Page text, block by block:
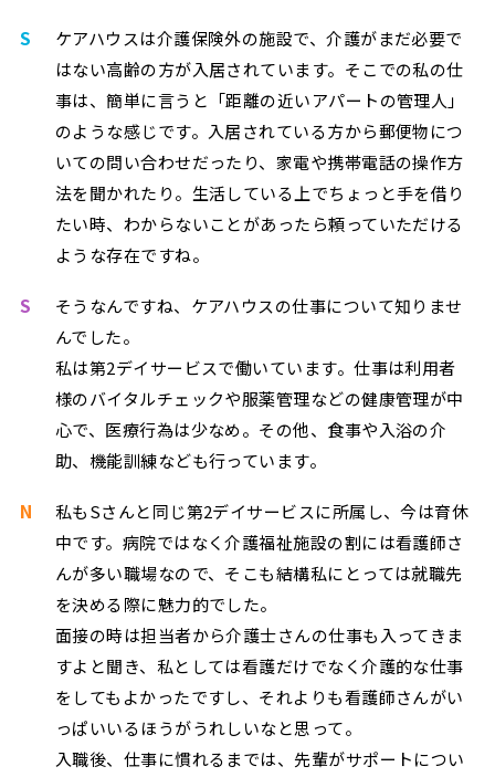
S
ケアハウスは介護保険外の施設で、介護がまだ必要で
はない高齢の方が入居されています。そこでの私の仕
事は、簡単に言うと「距離の近いアパートの管理人」
のような感じです。入居されている方から郵便物につ
いての問い合わせだったり、家電や携帯電話の操作方
法を聞かれたり。生活している上でちょっと手を借り
たい時、わからないことがあったら頼っていただける
ような存在ですね。
S
そうなんですね、ケアハウスの仕事について知りませ
んでした。
私は第2デイサービスで働いています。仕事は利用者
様のバイタルチェックや服薬管理などの健康管理が中
心で、医療行為は少なめ。その他、食事や入浴の介
助、機能訓練なども行っています。
N
私もSさんと同じ第2デイサービスに所属し、今は育休
中です。病院ではなく介護福祉施設の割には看護師さ
んが多い職場なので、そこも結構私にとっては就職先
を決める際に魅力的でした。
面接の時は担当者から介護士さんの仕事も入ってきま
すよと聞き、私としては看護だけでなく介護的な仕事
をしてもよかったですし、それよりも看護師さんがい
っぱいいるほうがうれしいなと思って。
入職後、仕事に慣れるまでは、先輩がサポートについ